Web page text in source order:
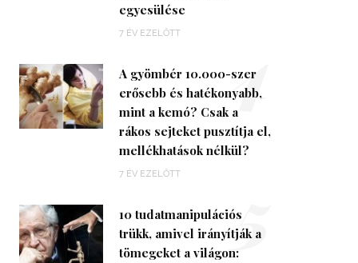
egyesülése
7 ÉV EZELŐTT
A gyömbér 10.000-szer
erősebb és hatékonyabb,
mint a kemó? Csak a
rákos sejteket pusztítja el,
mellékhatások nélkül?
7 ÉV EZELŐTT
4
10 tudatmanipulációs
trükk, amivel irányítják a
tömegeket a világon:5